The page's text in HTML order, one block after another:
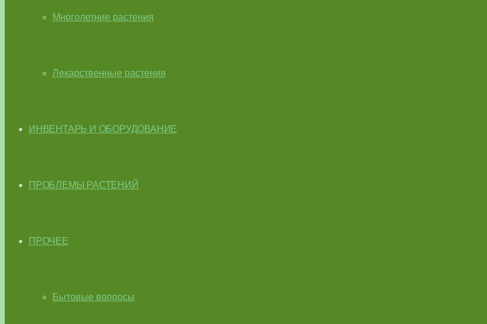
Многолетние растения
Лекарственные растения
ИНВЕНТАРЬ И ОБОРУДОВАНИЕ
ПРОБЛЕМЫ РАСТЕНИЙ
ПРОЧЕЕ
Бытовые вопросы